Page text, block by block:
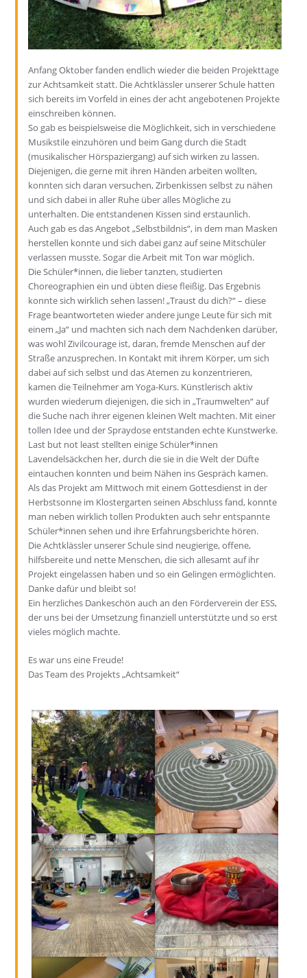
Anfang Oktober fanden endlich wieder die beiden Projekttage
zur Achtsamkeit statt. Die Achtklässler unserer Schule hatten
sich bereits im Vorfeld in eines der acht angebotenen Projekte
einschreiben können.
So gab es beispielsweise die Möglichkeit, sich in verschiedene
Musikstile einzuhören und beim Gang durch die Stadt
(musikalischer Hörspaziergang) auf sich wirken zu lassen.
Diejenigen, die gerne mit ihren Händen arbeiten wollten,
konnten sich daran versuchen, Zirbenkissen selbst zu nähen
und sich dabei in aller Ruhe über alles Mögliche zu
unterhalten. Die entstandenen Kissen sind erstaunlich.
Auch gab es das Angebot „Selbstbildnis“, in dem man Masken
herstellen konnte und sich dabei ganz auf seine Mitschüler
verlassen musste. Sogar die Arbeit mit Ton war möglich.
Die Schüler*innen, die lieber tanzten, studierten
Choreographien ein und übten diese fleißig. Das Ergebnis
konnte sich wirklich sehen lassen! „Traust du dich?“ – diese
Frage beantworteten wieder andere junge Leute für sich mit
einem „Ja“ und machten sich nach dem Nachdenken darüber,
was wohl Zivilcourage ist, daran, fremde Menschen auf der
Straße anzusprechen. In Kontakt mit ihrem Körper, um sich
dabei auf sich selbst und das Atemen zu konzentrieren,
kamen die Teilnehmer am Yoga-Kurs. Künstlerisch aktiv
wurden wiederum diejenigen, die sich in „Traumwelten“ auf
die Suche nach ihrer eigenen kleinen Welt machten. Mit einer
tollen Idee und der Spraydose entstanden echte Kunstwerke.
Last but not least stellten einige Schüler*innen
Lavendelsäckchen her, durch die sie in die Welt der Düfte
eintauchen konnten und beim Nähen ins Gespräch kamen.
Als das Projekt am Mittwoch mit einem Gottesdienst in der
Herbstsonne im Klostergarten seinen Abschluss fand, konnte
man neben wirklich tollen Produkten auch sehr entspannte
Schüler*innen sehen und ihre Erfahrungsberichte hören.
Die Achtklässler unserer Schule sind neugierige, offene,
hilfsbereite und nette Menschen, die sich allesamt auf ihr
Projekt eingelassen haben und so ein Gelingen ermöglichten.
Danke dafür und bleibt so!
Ein herzliches Dankeschön auch an den Förderverein der ESS,
der uns bei der Umsetzung finanziell unterstützte und so erst
vieles möglich machte.
Es war uns eine Freude!
Das Team des Projekts „Achtsamkeit“